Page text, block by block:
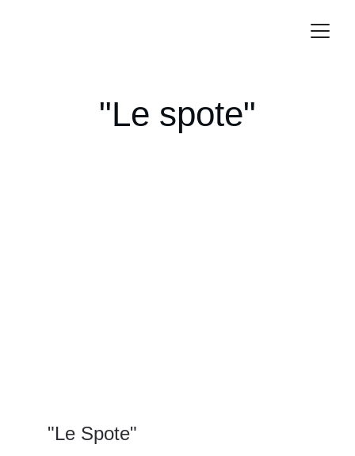
"Le spote"
"Le Spote"